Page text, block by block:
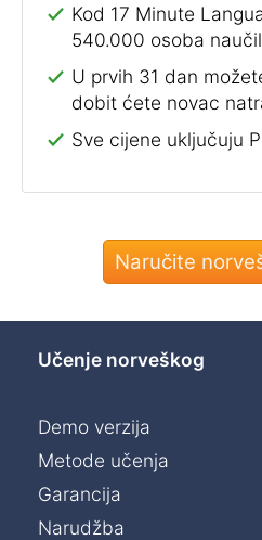
Kod 17 Minute
540.000 osoba
U prvih 31 dan
dobit ćete novac
Sve cijene uključuju
Naručite
Učenje norveškog
Demo verzija
Metode učenja
Garancija
Narudžba